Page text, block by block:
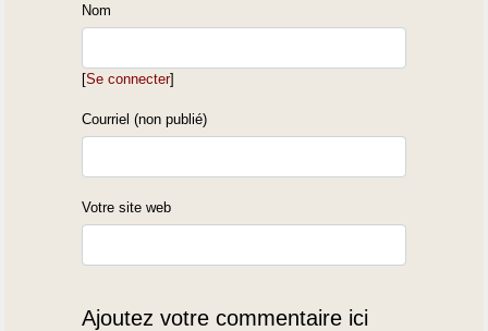
Nom
[Se connecter]
Courriel (non publié)
Votre site web
Ajoutez votre commentaire ici